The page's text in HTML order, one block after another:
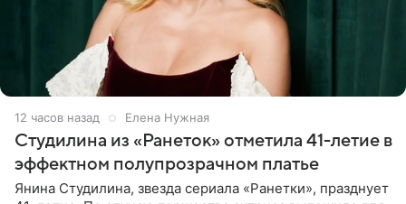
12 часов назад Елена Нужная
Студилина из «Ранеток» отметила 41-летие в
эффектном полупрозрачном платье
Янина Студилина, звезда сериала «Ранетки», празднует